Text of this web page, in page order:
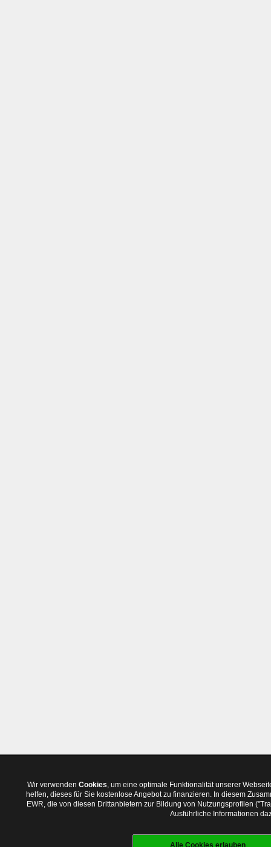
Wir verwenden Cookies, um eine optimale Funktionalität unserer
helfen, dieses für Sie kostenlose Angebot zu finanzieren. In diesem
EWR, die von diesen Drittanbietern zur Bildung von Nutzungsprofilen
Ausführliche Informationen
Alle Cookies erlauben